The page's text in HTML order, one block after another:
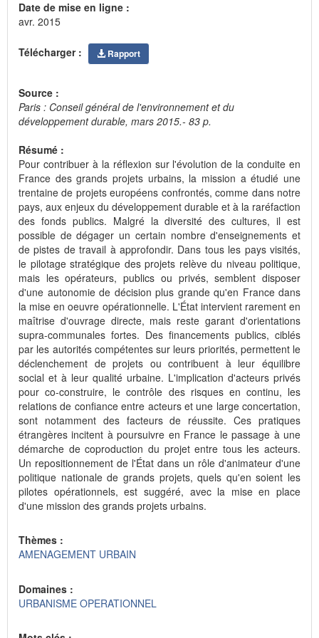
Date de mise en ligne :
avr. 2015
Télécharger : Rapport
Source :
Paris : Conseil général de l'environnement et du
développement durable, mars 2015.- 83 p.
Résumé :
Pour contribuer à la réflexion sur l'évolution de la conduite en
France des grands projets urbains, la mission a étudié une
trentaine de projets européens confrontés, comme dans notre
pays, aux enjeux du développement durable et à la raréfaction
des fonds publics. Malgré la diversité des cultures, il est
possible de dégager un certain nombre d'enseignements et
de pistes de travail à approfondir. Dans tous les pays visités,
le pilotage stratégique des projets relève du niveau politique,
mais les opérateurs, publics ou privés, semblent disposer
d'une autonomie de décision plus grande qu'en France dans
la mise en oeuvre opérationnelle. L'État intervient rarement en
maîtrise d'ouvrage directe, mais reste garant d'orientations
supra-communales fortes. Des financements publics, ciblés
par les autorités compétentes sur leurs priorités, permettent le
déclenchement de projets ou contribuent à leur équilibre
social et à leur qualité urbaine. L'implication d'acteurs privés
pour co-construire, le contrôle des risques en continu, les
relations de confiance entre acteurs et une large concertation,
sont notamment des facteurs de réussite. Ces pratiques
étrangères incitent à poursuivre en France le passage à une
démarche de coproduction du projet entre tous les acteurs.
Un repositionnement de l'État dans un rôle d'animateur d'une
politique nationale de grands projets, quels qu'en soient les
pilotes opérationnels, est suggéré, avec la mise en place
d'une mission des grands projets urbains.
Thèmes :
AMENAGEMENT URBAIN
Domaines :
URBANISME OPERATIONNEL